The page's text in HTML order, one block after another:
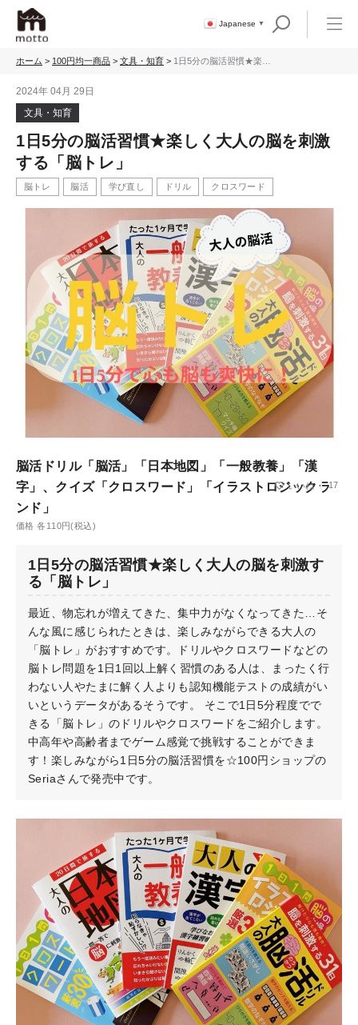
Japanese ▼
ホーム > 100円均一商品 > 文具・知育 > 1日5分の脳活習慣★楽し
2024年 04月 29日
文具・知育
1日5分の脳活習慣★楽しく大人の脳を刺激
する「脳トレ」
脳トレ 脳活 学び直し ドリル クロスワード
17
脳活ドリル「脳活」「日本地図」「一般教養」「漢
字」、クイズ「クロスワード」「イラストロジックラ
ンド」
価格 各110円(税込)
1日5分の脳活習慣★楽しく大人の脳を刺激す
る「脳トレ」
最近、物忘れが増えてきた、集中力がなくなってきた…そ
んな風に感じられたときは、楽しみながらできる大人の
「脳トレ」がおすすめです。ドリルやクロスワードなどの
脳トレ問題を1日1回以上解く習慣のある人は、まったく行
わない人やたまに解く人よりも認知機能テストの成績がい
いというデータがあるそうです。 そこで1日5分程度でで
きる「脳トレ」のドリルやクロスワードをご紹介します。
中高年や高齢者までゲーム感覚で挑戦することができま
す！楽しみながら1日5分の脳活習慣を☆100円ショップの
Seriaさんで発売中です。